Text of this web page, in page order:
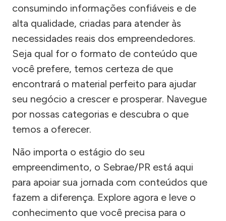
consumindo informações confiáveis e de
alta qualidade, criadas para atender às
necessidades reais dos empreendedores.
Seja qual for o formato de conteúdo que
você prefere, temos certeza de que
encontrará o material perfeito para ajudar
seu negócio a crescer e prosperar. Navegue
por nossas categorias e descubra o que
temos a oferecer.
Não importa o estágio do seu
empreendimento, o Sebrae/PR está aqui
para apoiar sua jornada com conteúdos que
fazem a diferença. Explore agora e leve o
conhecimento que você precisa para o